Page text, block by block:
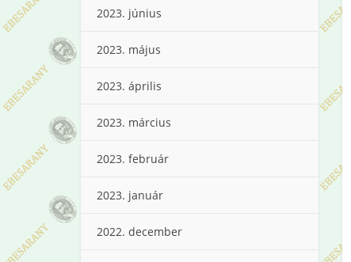
2023. június
2023. május
2023. április
2023. március
2023. február
2023. január
2022. december